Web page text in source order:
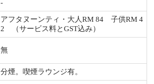
-
アフタヌーンティ・大人RM 84 子供RM 4
2 （サービス料とGST込み）
無
分煙。喫煙ラウンジ有。